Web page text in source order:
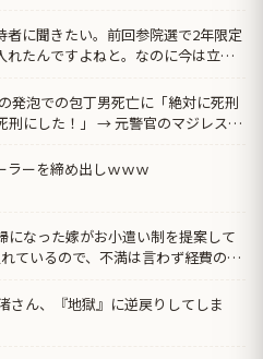
者に聞きたい。前回参院選で2年限定
れたんですよねと。なのに今は立憲
発泡での包丁男死亡に「絶対に死刑
刑にした！」 → 元警官のマジレスが
ラーを締め出しｗｗｗ
になった嫁がお小遣い制を提案して
ているので、不満は言わず経費の関
さん、『地獄』に逆戻りしてしま